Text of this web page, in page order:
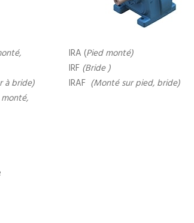
à bride)
IRA (Pied monté)
IRF (Bride )
IRAF (Monté sur pied, bride)